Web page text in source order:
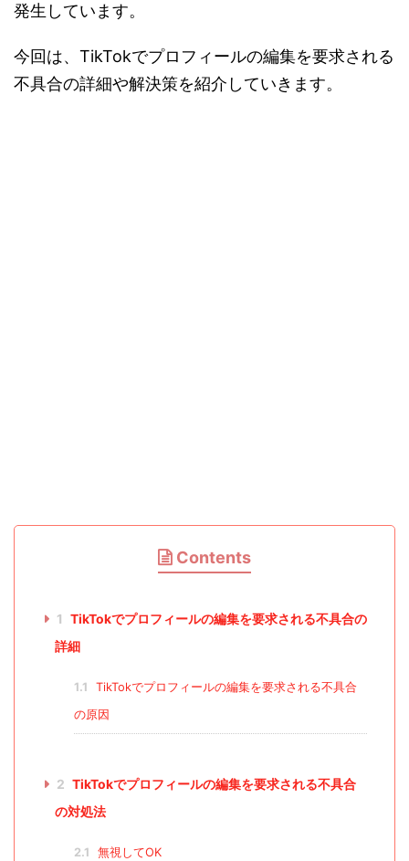
発生しています。
今回は、TikTokでプロフィールの編集を要求される
不具合の詳細や解決策を紹介していきます。
Contents
1 TikTokでプロフィールの編集を要求される不具合の
詳細
1.1
TikTokでプロフィールの編集を要求される不具合
の原因
2 TikTokでプロフィールの編集を要求される不具合
の対処法
2.1 無視してOK